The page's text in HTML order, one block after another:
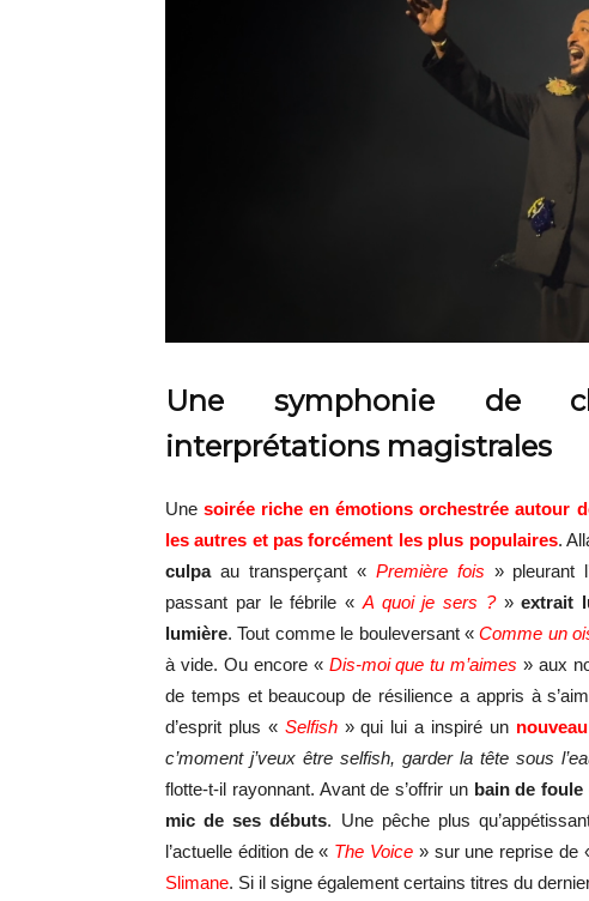
Une symphonie de
interprétations magistrales
Unesoirée riche en émotions orchestrée autour
les autres et pas forcément les plus populaires.
culpaau transperçant «Première fois » pleurant
passant par le fébrile « A quoi je sers ?»extrait
lumière. Tout comme le bouleversant «Comme un
à vide. Ou encore « Dis-moi que tu m’aimes » aux
de temps et beaucoup de résilience a appris à
d’esprit plus « Selfish» qui lui a inspiré un
c’moment j’veux être selfish, garder la tête sous
flotte-t-il rayonnant. Avant de s’offrir unbain de foule
mic de ses débuts. Une pêche plus
l’actuelle édition de « The Voice » sur une reprise de
Slimane. Si il signe également certains titres du